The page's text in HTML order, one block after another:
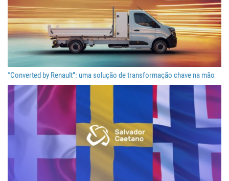
“Converted by Renault”: uma solução de transformação chave na mão